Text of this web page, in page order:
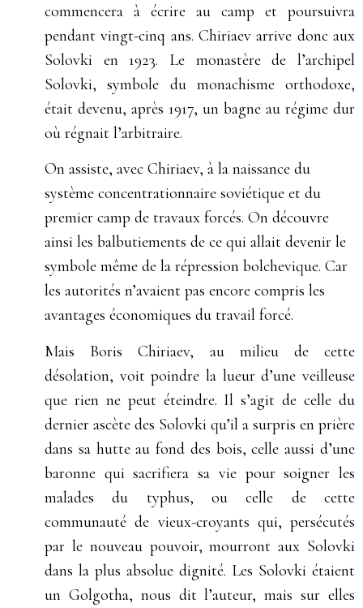
commencera à écrire au camp et poursuivra
pendant vingt-cinq ans. Chiriaev arrive donc aux
Solovki en 1923. Le monastère de l’archipel
Solovki, symbole du monachisme orthodoxe,
était devenu, après 1917, un bagne au régime dur
où régnait l’arbitraire.
On assiste, avec Chiriaev, à la naissance du
système concentrationnaire soviétique et du
premier camp de travaux forcés. On découvre
ainsi les balbutiements de ce qui allait devenir le
symbole même de la répression bolchevique. Car
les autorités n’avaient pas encore compris les
avantages économiques du travail forcé.
Mais Boris Chiriaev, au milieu de cette
désolation, voit poindre la lueur d’une veilleuse
que rien ne peut éteindre. Il s’agit de celle du
dernier ascète des Solovki qu’il a surpris en prière
dans sa hutte au fond des bois, celle aussi d’une
baronne qui sacrifiera sa vie pour soigner les
malades du typhus, ou celle de cette
communauté de vieux-croyants qui, persécutés
par le nouveau pouvoir, mourront aux Solovki
dans la plus absolue dignité. Les Solovki étaient
un Golgotha, nous dit l’auteur, mais sur elles